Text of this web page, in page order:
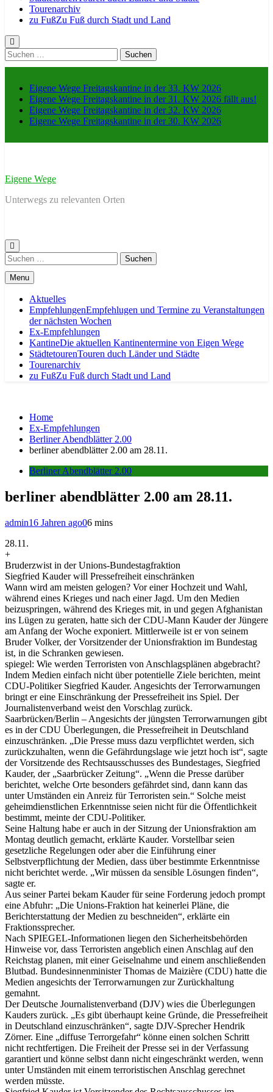
Tourenarchiv
zu FußZu Fuß durch Stadt und Land
Suche
nach:
Eigene Wege Freitagskantine in der 33. KW 2026
Eigene Wege Freitagskantine in der 31. KW 2026 fällt aus!
Eigene Wege Freitagskantine in der 32. KW 2026
Eigene Wege Freitagskantine in der 30. KW 2026
Eigene Wege
Unterwegs zu relevanten Orten
Suche
nach:
Menu
Aktuelles
EmpfehlungenEmpfehlugen und Termine zu Veranstaltungen
der nächsten Wochen
Ex-Empfehlungen
KantineDie aktuellen Kantinentermine von Eigen Wege
StädtetourenTouren duch Länder und Städte
Tourenarchiv
zu FußZu Fuß durch Stadt und Land
Home
Ex-Empfehlungen
Berliner Abendblätter 2.00
berliner abendblätter 2.00 am 28.11.
Berliner Abendblätter 2.00
berliner abendblätter 2.00 am 28.11.
admin16 Jahren ago06 mins
28.11.
+
Bruderzwist in der Unions-Bundestagfraktion
Siegfried Kauder will Pressefreiheit einschränken
Wann wird am meisten gelogen? Vor einer Hochzeit und Wahl,
während eines Krieges und nach einer Jagd. Um den Medien
beizuspringen, während des Krieges mit, in und gegen Afghanistan
ins Lügen zu geraten, hatte sich der CDU-Mann Kauder der Jüngere
am Anfang der Woche exponiert. Mittlerweile ist er von seinem
Bruder Volker, der Vorsitzender der Unionsfraktion im Bundestag
ist, in die Schranken gewiesen.
spiegel: Wie werden Terroristen von Anschlagsplänen abgebracht?
Indem Medien einfach nicht über potentielle Ziele berichten, meint
CDU-Politiker Siegfried Kauder. Angesichts der Terrorwarnungen
bringt er eine Einschränkung der Pressefreiheit ins Spiel. Der
Journalistenverband weist den Vorschlag zurück.
Saarbrücken/Berlin – Angesichts der jüngsten Terrorwarnungen gibt
es in der CDU Überlegungen, die Pressefreiheit in Deutschland
einzuschränken. „Die Presse muss dazu verpflichtet werden, sich
zurückzuhalten, wenn die Gefährdungslage wie jetzt hoch ist“, sagte
der Vorsitzende des Rechtsausschusses des Bundestages, Siegfried
Kauder, der „Saarbrücker Zeitung“. „Wenn die Presse darüber
berichtet, welche Orte besonders gefährdet sind, dann kann das
unter Umständen ein Anreiz für Terroristen sein.“ Solche meist
geheimdienstlichen Erkenntnisse seien nicht für die Öffentlichkeit
bestimmt, meinte der CDU-Politiker.
Seine Haltung habe er auch in der Sitzung der Unionsfraktion am
Montag deutlich gemacht, erklärte Kauder. Vorstellbar seien
gesetzliche Regelungen oder aber die Einführung einer
Selbstverpflichtung der Medien, dass über bestimmte Erkenntnisse
nicht berichtet werde. „Wir müssen da sensible Lösungen finden“,
sagte er.
Aus seiner Partei bekam Kauder für seine Forderung jedoch prompt
eine Abfuhr: „Die Unions-Fraktion hat keinerlei Pläne, die
Berichterstattung der Medien zu beschneiden“, erklärte ein
Fraktionssprecher.
Nach SPIEGEL-Informationen liegen den Sicherheitsbehörden
Hinweise vor, dass Terroristen angeblich einen Anschlag auf den
Reichstag planen, mit einer Geiselnahme und einem anschließenden
Blutbad. Bundesinnenminister Thomas de Maizière (CDU) hatte die
Medien angesichts der Terrorwarnungen zur Zurückhaltung
gemahnt.
Der Deutsche Journalistenverband (DJV) wies die Überlegungen
Kauders zurück. „Es gibt überhaupt keine Gründe, die Pressefreiheit
in Deutschland einzuschränken“, sagte DJV-Sprecher Hendrik
Zörner. Eine „diffuse Terrorgefahr“ könne einen solchen Schritt
nicht rechtfertigen. Die Freiheit der Presse sei in der Verfassung
garantiert und könne selbst dann nicht eingeschränkt werden, wenn
unter Umständen mit einem terroristischen Anschlag gerechnet
werden müsste.